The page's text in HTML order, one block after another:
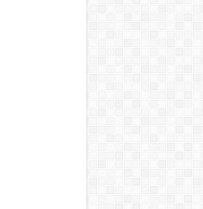
पर हस्ताक्षर किए